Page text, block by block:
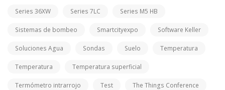
Series 36XW Series 7LC Series M5 HB
Sistemas de bombeo Smartcityexpo Software Keller
Soluciones Agua Sondas Suelo Temperatura
Temperatura Temperatura superficial
Termómetro intrarrojo Test The Things Conference